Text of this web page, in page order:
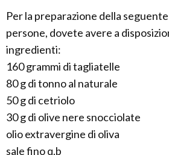
Per la preparazione della
persone, dovete avere a
ingredienti:
160 grammi di tagliatelle
80 g di tonno al naturale
50 g di cetriolo
30 g di olive nere snocciolate
olio extravergine di oliva
sale fino q.b